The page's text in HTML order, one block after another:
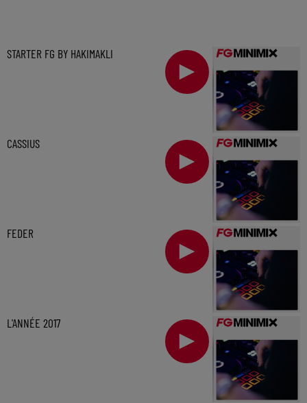
STARTER FG BY HAKIMAKLI
CASSIUS
FEDER
L'ANNÉE 2017